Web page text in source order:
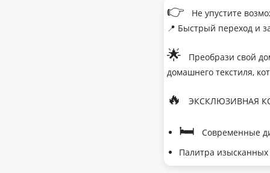
👉
Не упустите
📍 Быстрый переход и
🌟
Преобрази свой
домашнего текстиля,
🔥 ЭКСКЛЮЗИВНАЯ
🛏
Современные
Палитра изысканных